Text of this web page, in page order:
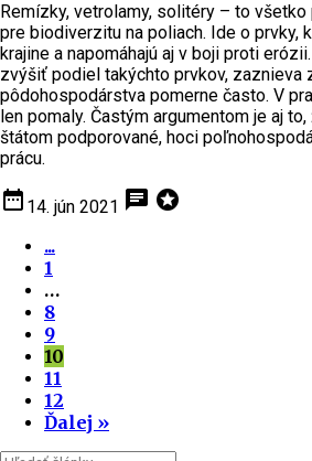
Remízky, vetrolamy, solitéry – to
pre biodiverzitu na poliach. Ide o prvky,
krajine a napomáhajú aj v boji proti
zvýšiť podiel takýchto prvkov, zaznieva
pôdohospodárstva pomerne často. V
len pomaly. Častým argumentom je aj
štátom podporované, hoci
prácu.
date_range 14. jún 2021 chat stars
...
1
…
8
9
10
11
12
Ďalej »